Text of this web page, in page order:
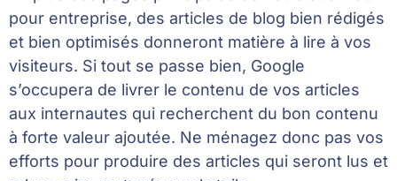
pour entreprise, des articles de blog bien rédigés
et bien optimisés donneront matière à lire à vos
visiteurs. Si tout se passe bien, Google
s’occupera de livrer le contenu de vos articles
aux internautes qui recherchent du bon contenu
à forte valeur ajoutée. Ne ménagez donc pas vos
efforts pour produire des articles qui seront lus et